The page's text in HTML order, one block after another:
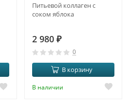
Питьевой коллаген с
соком яблока
2 980 ₽
0
В корзину
В наличии